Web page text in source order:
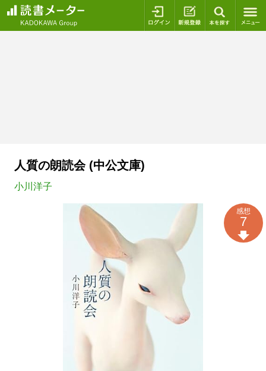
ログイン 新規登録
人質の朗読会 (中公文庫)
小川洋子
感想
7